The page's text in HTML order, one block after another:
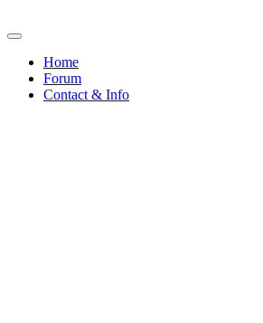
Home
Forum
Contact & Info